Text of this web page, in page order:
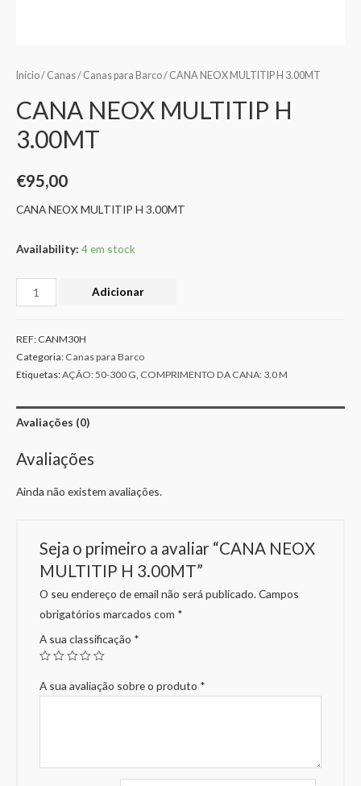
Início/ Canas/ Canas para Barco/ CANA NEOX MULTITIP H 3.00MT
CANA NEOX MULTITIP H
3.00MT
€95,00
CANA NEOX MULTITIP H 3.00MT
Availability: 4 em stock
Adicionar
REF: CANM30H
Categoria: Canas para Barco
Etiquetas:AÇÃO: 50-300 G COMPRIMENTO DA CANA: 3.0 M
Avaliações (0)
Avaliações
Ainda não existem avaliações.
Seja o primeiro a avaliar “CANA NEOX
MULTITIP H 3.00MT”
O seu endereço de email não será publicado. Campos
obrigatórios marcados com *
A sua classificação *
A sua avaliação sobre o produto *